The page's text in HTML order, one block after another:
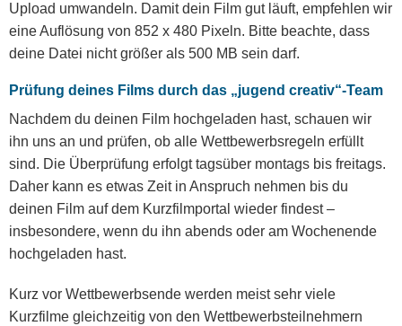
Upload umwandeln. Damit dein Film gut läuft, empfehlen wir
eine Auflösung von 852 x 480 Pixeln. Bitte beachte, dass
deine Datei nicht größer als 500 MB sein darf.
Prüfung deines Films durch das „jugend creativ“-Team
Nachdem du deinen Film hochgeladen hast, schauen wir
ihn uns an und prüfen, ob alle Wettbewerbsregeln erfüllt
sind. Die Überprüfung erfolgt tagsüber montags bis freitags.
Daher kann es etwas Zeit in Anspruch nehmen bis du
deinen Film auf dem Kurzfilmportal wieder findest –
insbesondere, wenn du ihn abends oder am Wochenende
hochgeladen hast.
Kurz vor Wettbewerbsende werden meist sehr viele
Kurzfilme gleichzeitig von den Wettbewerbsteilnehmern